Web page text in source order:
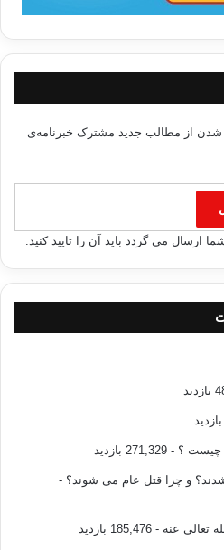
شدن از مطالب جدید مشترک خبرنامه‌ی
ارسال می گردد باید آن را تایید کنید.
چیست ؟ - 271,329 بازدید
و چرا قتل عام می شوند؟ -
تعالی عنه - 185,476 بازدید